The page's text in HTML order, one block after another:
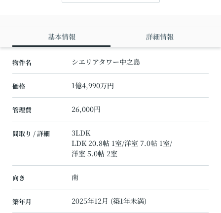
基本情報 詳細情報
物件名 シエリアタワー中之島
価格 1億4,990万円
管理費 26,000円
間取り / 詳細
3LDK
LDK 20.8帖 1室/洋室 7.0帖 1室/
洋室 5.0帖 2室
向き 南
築年月 2025年12月 (築1年未満)